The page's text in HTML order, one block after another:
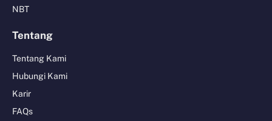
NBT
Tentang
Tentang Kami
Hubungi Kami
Karir
FAQs